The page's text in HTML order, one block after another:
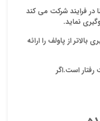
در فرایند شرکت می کند
نماید.
بالاتر از پاولف را ارائه
است.اگر